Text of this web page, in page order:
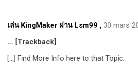
เล่น KingMaker ผ่าน Lsm99 , 30 mars
… [Trackback]
[…] Find More Info here to that Topic: